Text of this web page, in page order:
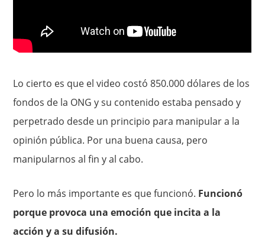
Lo cierto es que el video costó 850.000 dólares de los
fondos de la ONG y su contenido estaba pensado y
perpetrado desde un principio para manipular a la
opinión pública. Por una buena causa, pero
manipularnos al fin y al cabo.
Pero lo más importante es que funcionó. Funcionó
porque provoca una emoción que incita a la
acción y a su difusión.